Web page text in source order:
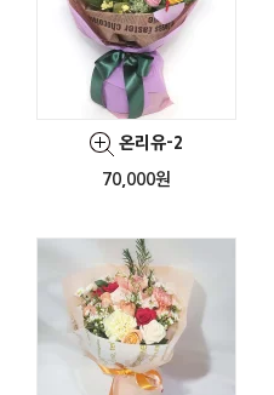
온리유-2
70,000원